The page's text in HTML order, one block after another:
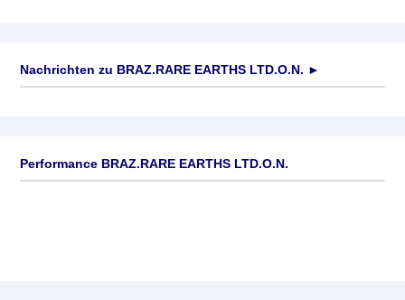
Nachrichten zu BRAZ.RARE EARTHS LTD.O.N. ►
Performance BRAZ.RARE EARTHS LTD.O.N.